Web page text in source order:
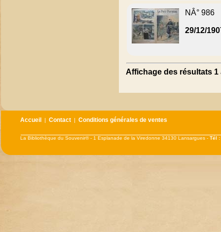
NÂ° 986
29/12/
Affichage des résultats 1
Accueil |Contact |Conditions générales de ventes
La Bibliothèque du Souvenir® - 1 Esplanade de la Viredonne 34130 Lansargues -Tél